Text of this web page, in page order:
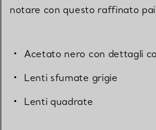
notare con questo raffinato
Acetato nero con dettagli
Lenti sfumate grigie
Lenti quadrate